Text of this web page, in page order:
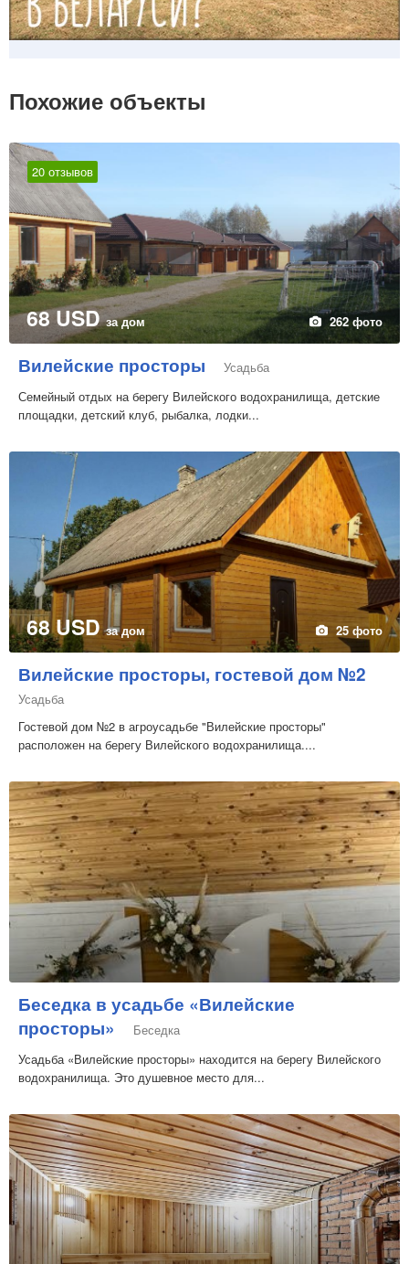
Похожие объекты
20 отзывов
68 USDза дом 262 фото
Вилейские просторы
Усадьба
Семейный отдых на берегу Вилейского водохранилища, детские
площадки, детский клуб, рыбалка, лодки...
68 USDза дом 25 фото
Вилейские просторы, гостевой дом №2
Усадьба
Гостевой дом №2 в агроусадьбе "Вилейские просторы"
расположен на берегу Вилейского водохранилища....
Беседка в усадьбе «Вилейские
просторы»
Беседка
Усадьба «Вилейские просторы» находится на берегу Вилейского
водохранилища. Это душевное место для...